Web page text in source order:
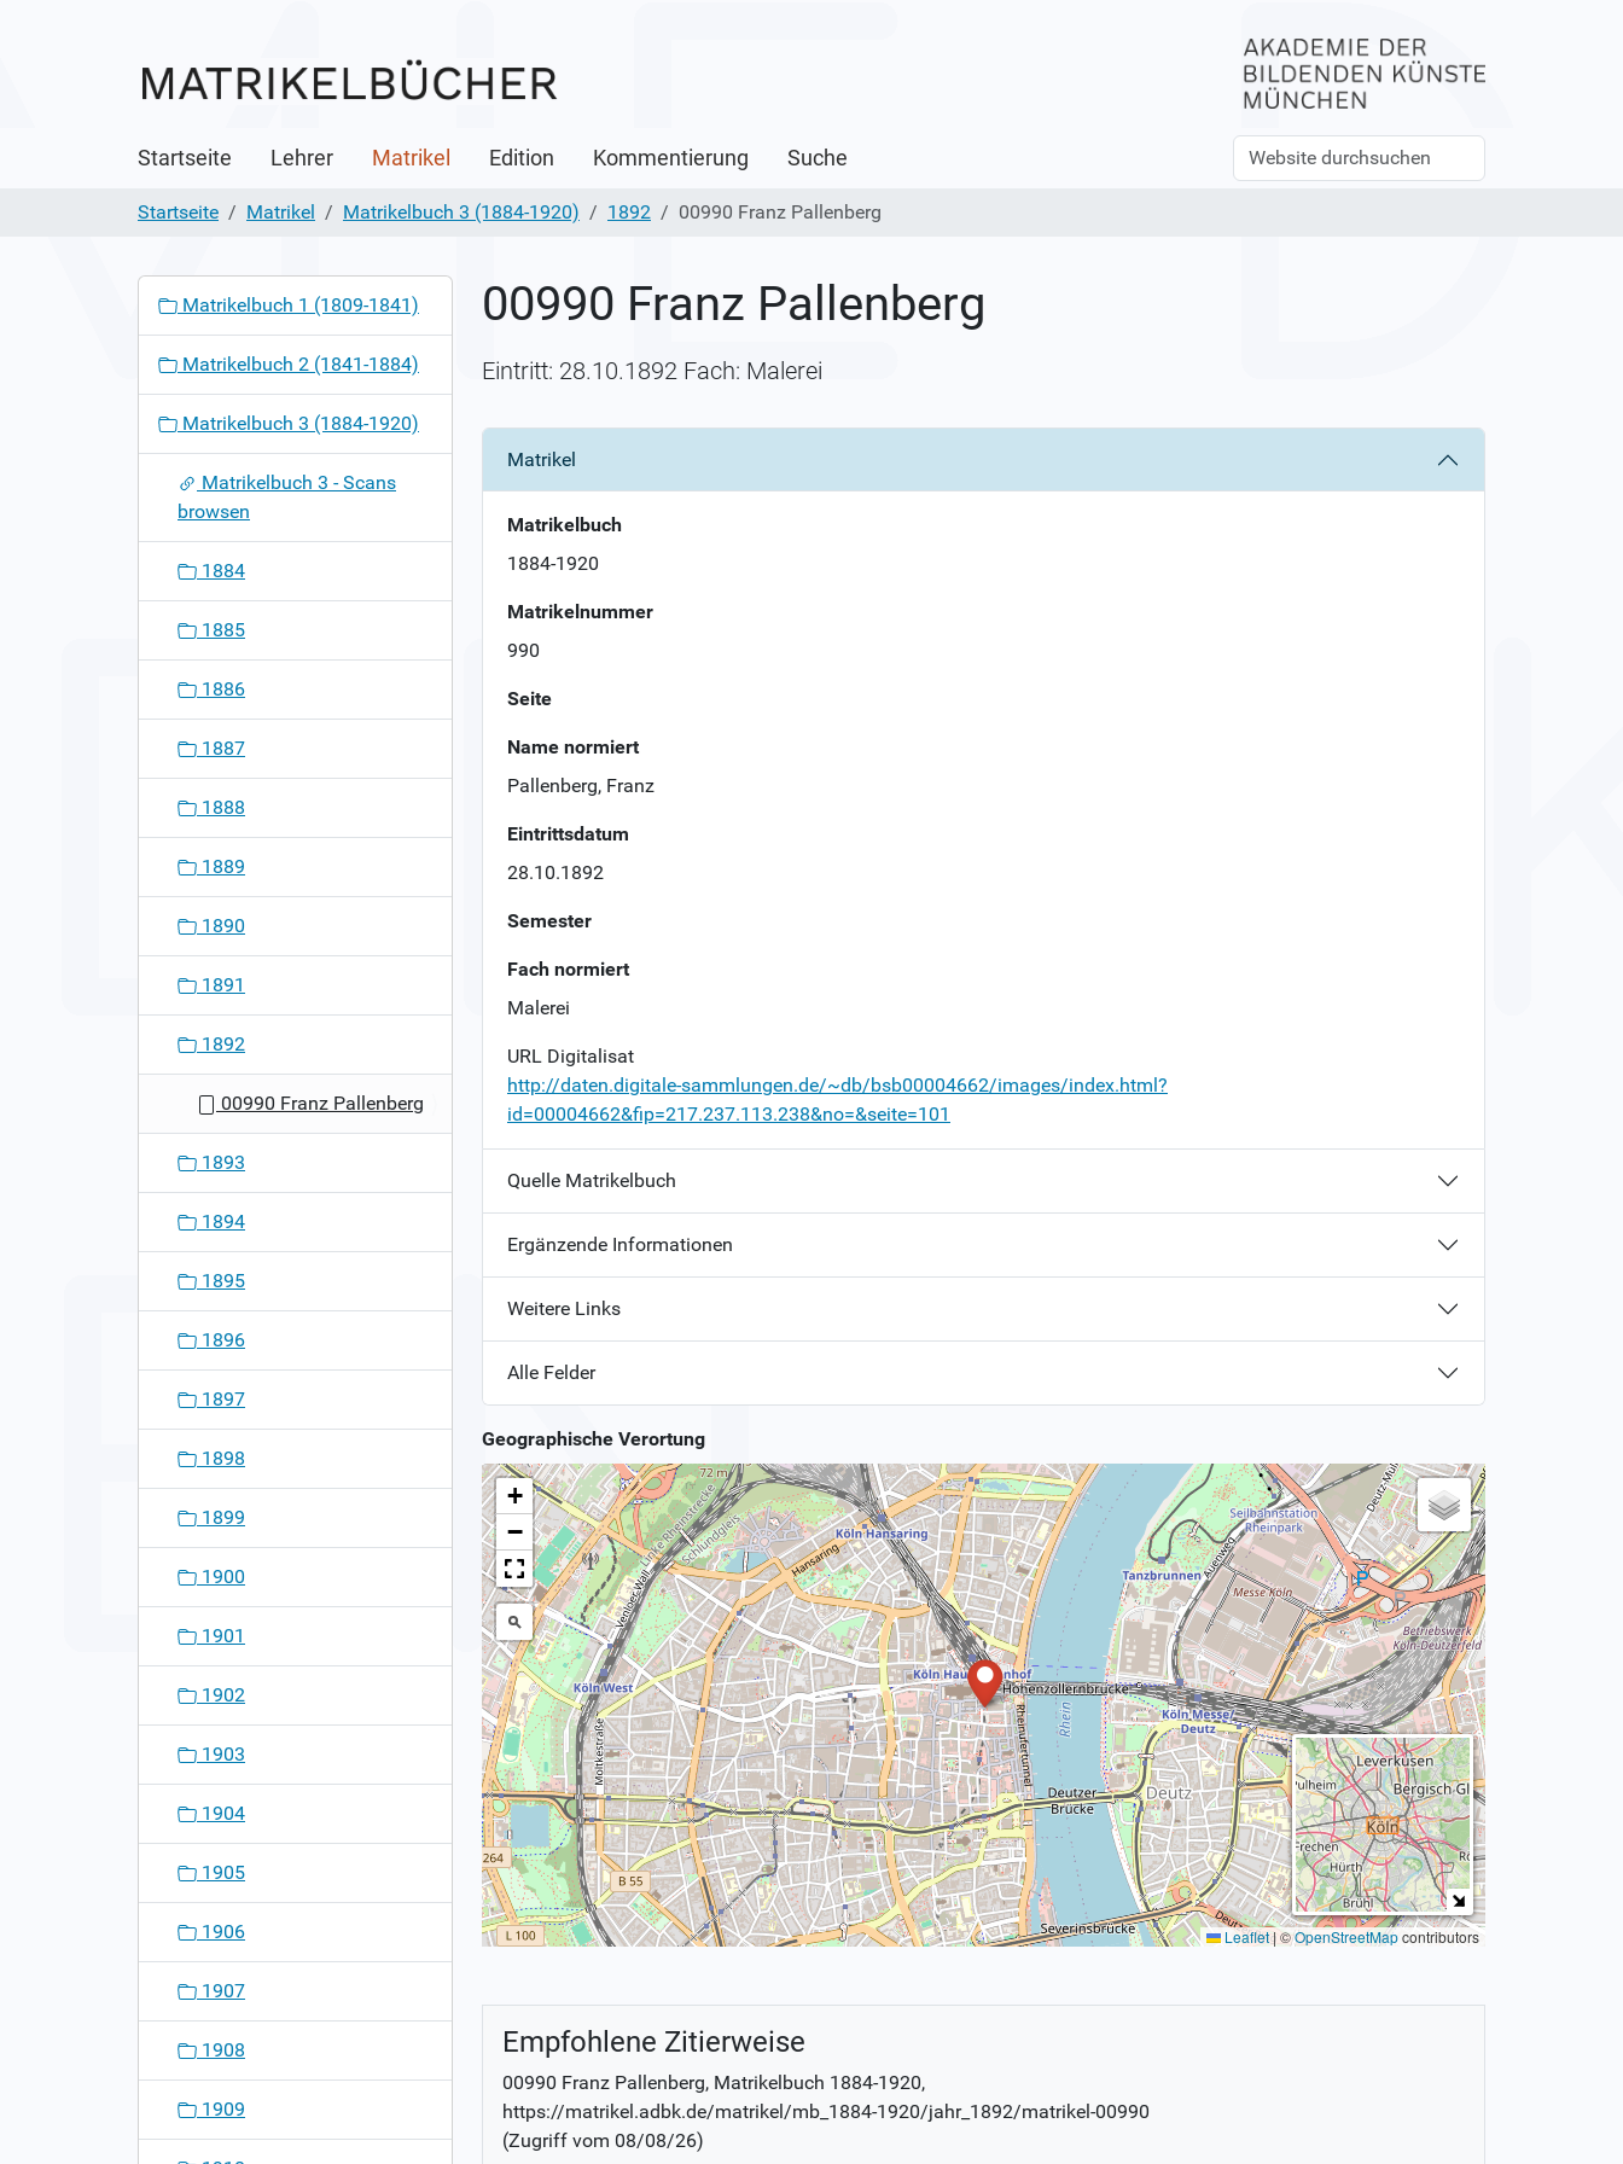
Startseite Lehrer Matrikel Edition Kommentierung Suche
Website
durchsuchen
Erweiterte
Suche…
Startseite
Matrikel Matrikelbuch 3 (1884-1920) 1892 00990 Franz Pallenberg
00990 Franz Pallenberg
Eintritt: 28.10.1892 Fach: Malerei
Matrikel
Matrikelbuch
1884-1920
Matrikelnummer
990
Seite
Name normiert
Pallenberg, Franz
Eintrittsdatum
28.10.1892
Semester
Fach normiert
Malerei
URL Digitalisat
http://daten.digitale-sammlungen.de/~db/bsb00004662/images/index.html?
id=00004662&fip=217.237.113.238&no=&seite=101
Quelle Matrikelbuch
Ergänzende Informationen
Weitere Links
Alle Felder
Geographische Verortung
+
−
Leaflet|©OpenStreetMapcontributors
Empfohlene Zitierweise
00990 Franz Pallenberg, Matrikelbuch 1884-1920,
https://matrikel.adbk.de/matrikel/mb_1884-1920/jahr_1892/matrikel-00990
(Zugriff vom 08/08/26)
n
Matrikelbuch 1 (1809-1841)
Matrikelbuch 2 (1841-1884)
Matrikelbuch 3 (1884-1920)
Matrikelbuch 3 - Scans
browsen
1884
1885
1886
1887
1888
1889
1890
1891
1892
00990 Franz Pallenberg
1893
1894
1895
1896
1897
1898
1899
1900
1901
1902
1903
1904
1905
1906
1907
1908
1909